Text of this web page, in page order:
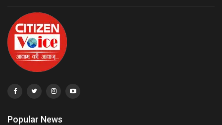
Popular News